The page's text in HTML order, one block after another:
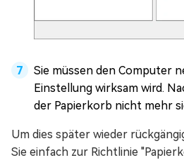
Sie müssen den Computer
Einstellung wirksam wird.
der Papierkorb nicht mehr
Um dies später wieder
Sie einfach zur Richtlinie